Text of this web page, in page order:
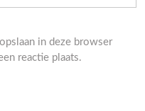
in deze browser
reactie plaats.